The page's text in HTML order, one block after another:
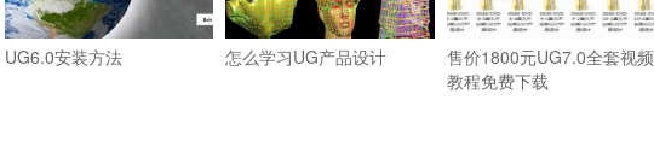
UG6.0安装方法 怎么学习UG产品设计
售价1800元UG7.0全套视频
教程免费下载